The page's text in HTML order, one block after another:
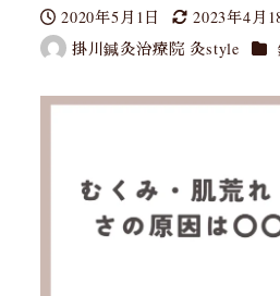
投稿日
2020年5月1日
更新日
2023年4月
著
者
掛川鍼灸治療院 灸style カ